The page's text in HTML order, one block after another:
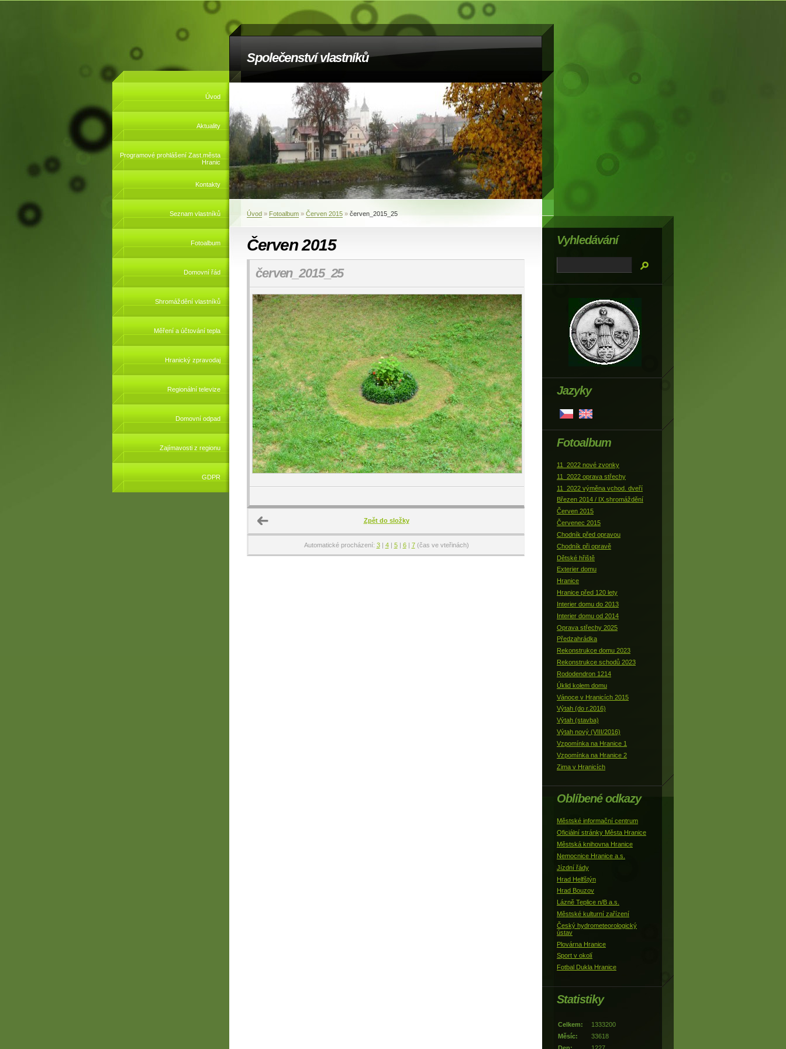
Společenství vlastníků
Úvod
Aktuality
Programové prohlášení Zast.města
Hranic
Kontakty
Seznam vlastníků
Fotoalbum
Domovní řád
Shromáždění vlastníků
Měření a účtování tepla
Hranický zpravodaj
Regionální televize
Domovní odpad
Zajímavosti z regionu
GDPR
Úvod » Fotoalbum » Červen 2015 » červen_2015_25
Červen 2015
červen_2015_25
Zpět do složky
Automatické procházení: 3| 4| 5| 6| 7(čas ve vteřinách)
Jazyky
Fotoalbum
11_2022 nové zvonky
11_2022 oprava střechy
11_2022 výměna vchod. dveří
Březen 2014 / IX.shromáždění
Červen 2015
Červenec 2015
Chodník před opravou
Chodník při opravě
Dětské hřiště
Exterier domu
Hranice
Hranice před 120 lety
Interier domu do 2013
Interier domu od 2014
Oprava střechy 2025
Předzahrádka
Rekonstrukce domu 2023
Rekonstrukce schodů 2023
Rododendron 1214
Úklid kolem domu
Vánoce v Hranicích 2015
Výtah (do r.2016)
Výtah (stavba)
Výtah nový (VIII/2016)
Vzpomínka na Hranice 1
Vzpomínka na Hranice 2
Zima v Hranicích
Oblíbené odkazy
Městské informační centrum
Oficiální stránky Města Hranice
Městská knihovna Hranice
Nemocnice Hranice a.s.
Jízdní řády
Hrad Helfštýn
Hrad Bouzov
Lázně Teplice n/B a.s.
Městské kulturní zařízení
Český hydrometeorologický
ústav
Plovárna Hranice
Sport v okolí
Fotbal Dukla Hranice
Vyhledávání
Statistiky
Celkem:
1333200
Měsíc:
33618